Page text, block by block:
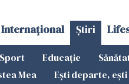
Internațional Știri
Sport Educație
Mea
Ești departe, ești